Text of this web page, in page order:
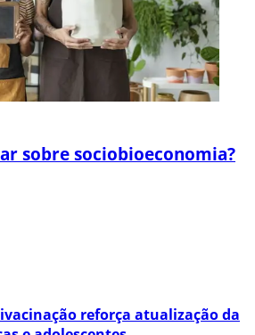
sobre sociobioeconomia?
reforça atualização da